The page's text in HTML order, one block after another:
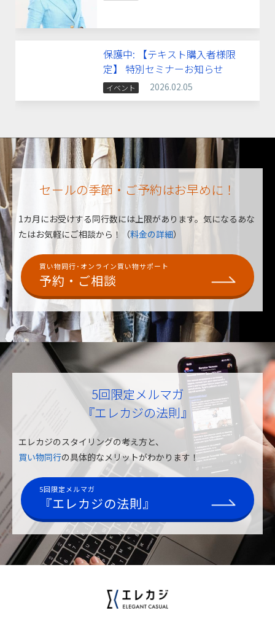
保護中: 【テキスト購入者様限
定】 特別セミナーお知らせ
イベント 2026.02.05
セールの季節・ご予約はお早めに！
1カ月にお受けする同行数には上限があります。 気になるあな
たはお気軽にご相談から！（料金の詳細）
買い物同行･オンライン買い物サポート
予約・ご相談
5回限定メルマガ
『エレカジの法則』
エレカジのスタイリングの考え方と、
買い物同行の具体的なメリットがわかります！
5回限定メルマガ
『エレカジの法則』